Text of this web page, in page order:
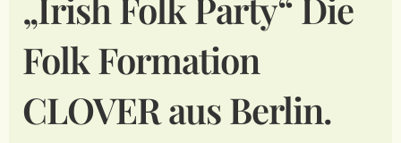
„Irish Folk Party“ Die
Folk Formation
CLOVER aus Berlin.